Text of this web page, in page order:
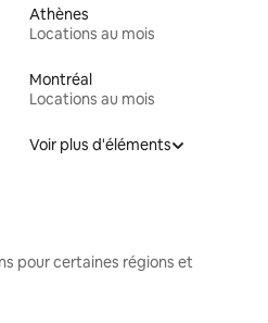
Athènes
Locations au mois
Montréal
Locations au mois
Voir plus d'éléments
pour certaines régions et